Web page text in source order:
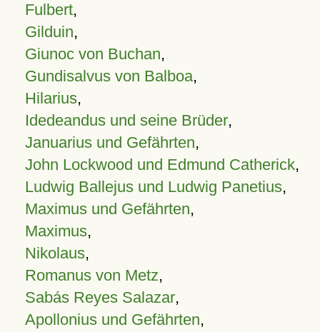
Fulbert,
Gilduin,
Giunoc von Buchan,
Gundisalvus von Balboa,
Hilarius,
Idedeandus und seine Brüder,
Januarius und Gefährten,
John Lockwood und Edmund Catherick,
Ludwig Ballejus und Ludwig Panetius,
Maximus und Gefährten,
Maximus,
Nikolaus,
Romanus von Metz,
Sabás Reyes Salazar,
Apollonius und Gefährten,